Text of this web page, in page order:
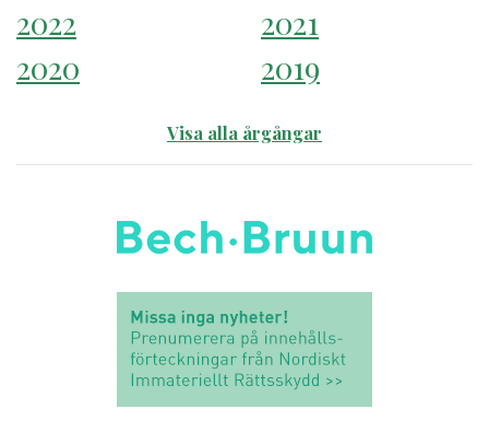
2022
2021
2020
2019
Visa alla årgångar